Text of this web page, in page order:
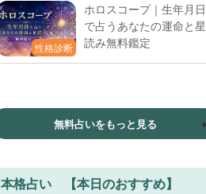
性格診断
ホロスコープ｜生年月日
で占うあなたの運命と星
読み無料鑑定
無料占いをもっと見る
本格占い 【本日のおすすめ】